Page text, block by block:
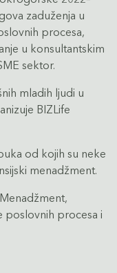
zaduženja u
procesa,
u konsultantskim
sektor.
mladih ljudi u
BIZLife
od kojih su neke
menadžment.
poslovnih procesa i